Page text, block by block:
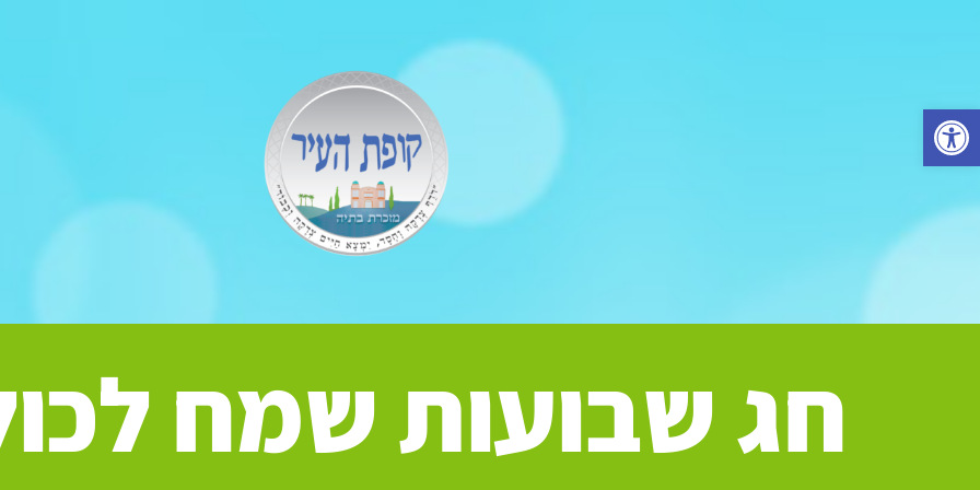
פתח סרגל נגישות
חג שבועות שמח